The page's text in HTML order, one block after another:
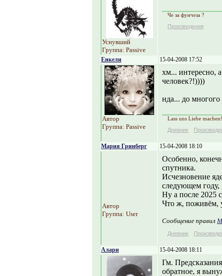
Уснувший
Группа: Passive
Че за фунчеза ?
Произведения
Енкели 15-04-2008 17:52
Автор
Группа: Passive
хм... интересно,
человек?!))))
нда... до
Lass uns Liebe machen!
Дневник
Мария Гринберг 15-04-2008 18:10
Автор
Группа: User
Особенно,
спутника.
Исчезновение
следующем году,
Ну а после 2025
Что ж, поживём,
Сообщение правил
Дневник
Алари 15-04-2008 18:11
Гм.
обратное, я